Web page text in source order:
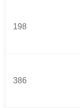
198
386